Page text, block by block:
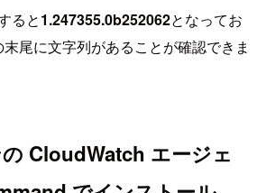
ると1.247355.0b252062となってお
尾に文字列があることが確認できま
CloudWatch エージェ